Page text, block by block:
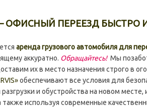
ОФИСНЫЙ ПЕРЕЕЗД БЫСТРО
аренда грузового автомобиля для
аккуратно. Обращайтесь!Мы
их в место назначения строго в
обеспечивают все условия для
и обустройства на новом
используя современные